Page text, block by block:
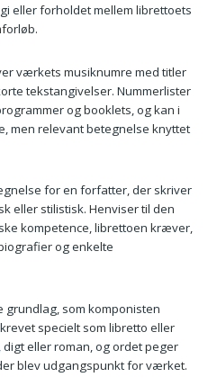
eller forholdet mellem librettoets
værkets musiknumre med titler
tekstangivelser. Nummerlister
og booklets, og kan i
men relevant betegnelse knyttet
for en forfatter, der skriver
eller stilistisk. Henviser til den
kompetence, librettoen kræver,
og enkelte
grundlag, som komponisten
specielt som libretto eller
eller roman, og ordet peger
blev udgangspunkt for værket.